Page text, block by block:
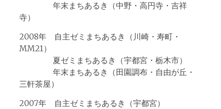
年末まちあるき（中野・高円寺・吉祥
寺）
2008年 自主ゼミまちあるき（川崎・寿町・
MM21）
夏ゼミまちあるき（宇都宮・栃木市）
年末まちあるき（田園調布・自由が丘・
三軒茶屋）
2007年 自主ゼミまちあるき（宇都宮）